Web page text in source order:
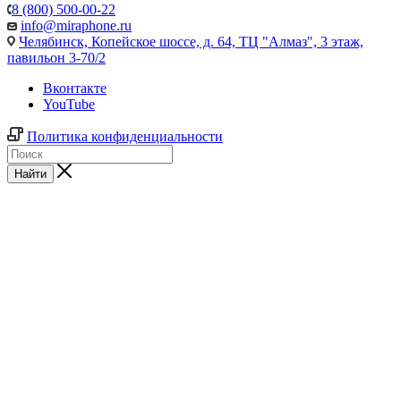
8 (800) 500-00-22
info@miraphone.ru
Челябинск, Копейское шоссе, д. 64, ТЦ "Алмаз", 3 этаж,
павильон 3-70/2
Вконтакте
YouTube
Политика конфиденциальности
Найти